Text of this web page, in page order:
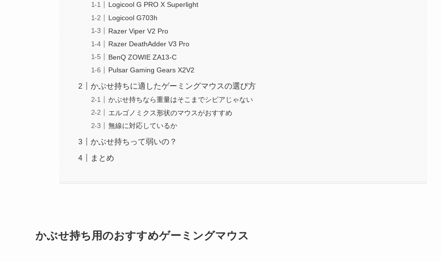
Logicool G PRO X Superlight
Logicool G703h
Razer Viper V2 Pro
Razer DeathAdder V3 Pro
BenQ ZOWIE ZA13-C
Pulsar Gaming Gears X2V2
かぶせ持ちに適したゲーミングマウスの選び方
かぶせ持ちなら重量はそこまでシビアじゃない
エルゴノミクス形状のマウスがおすすめ
無線に対応しているか
かぶせ持ちって弱いの？
まとめ
かぶせ持ち用のおすすめゲーミングマウス